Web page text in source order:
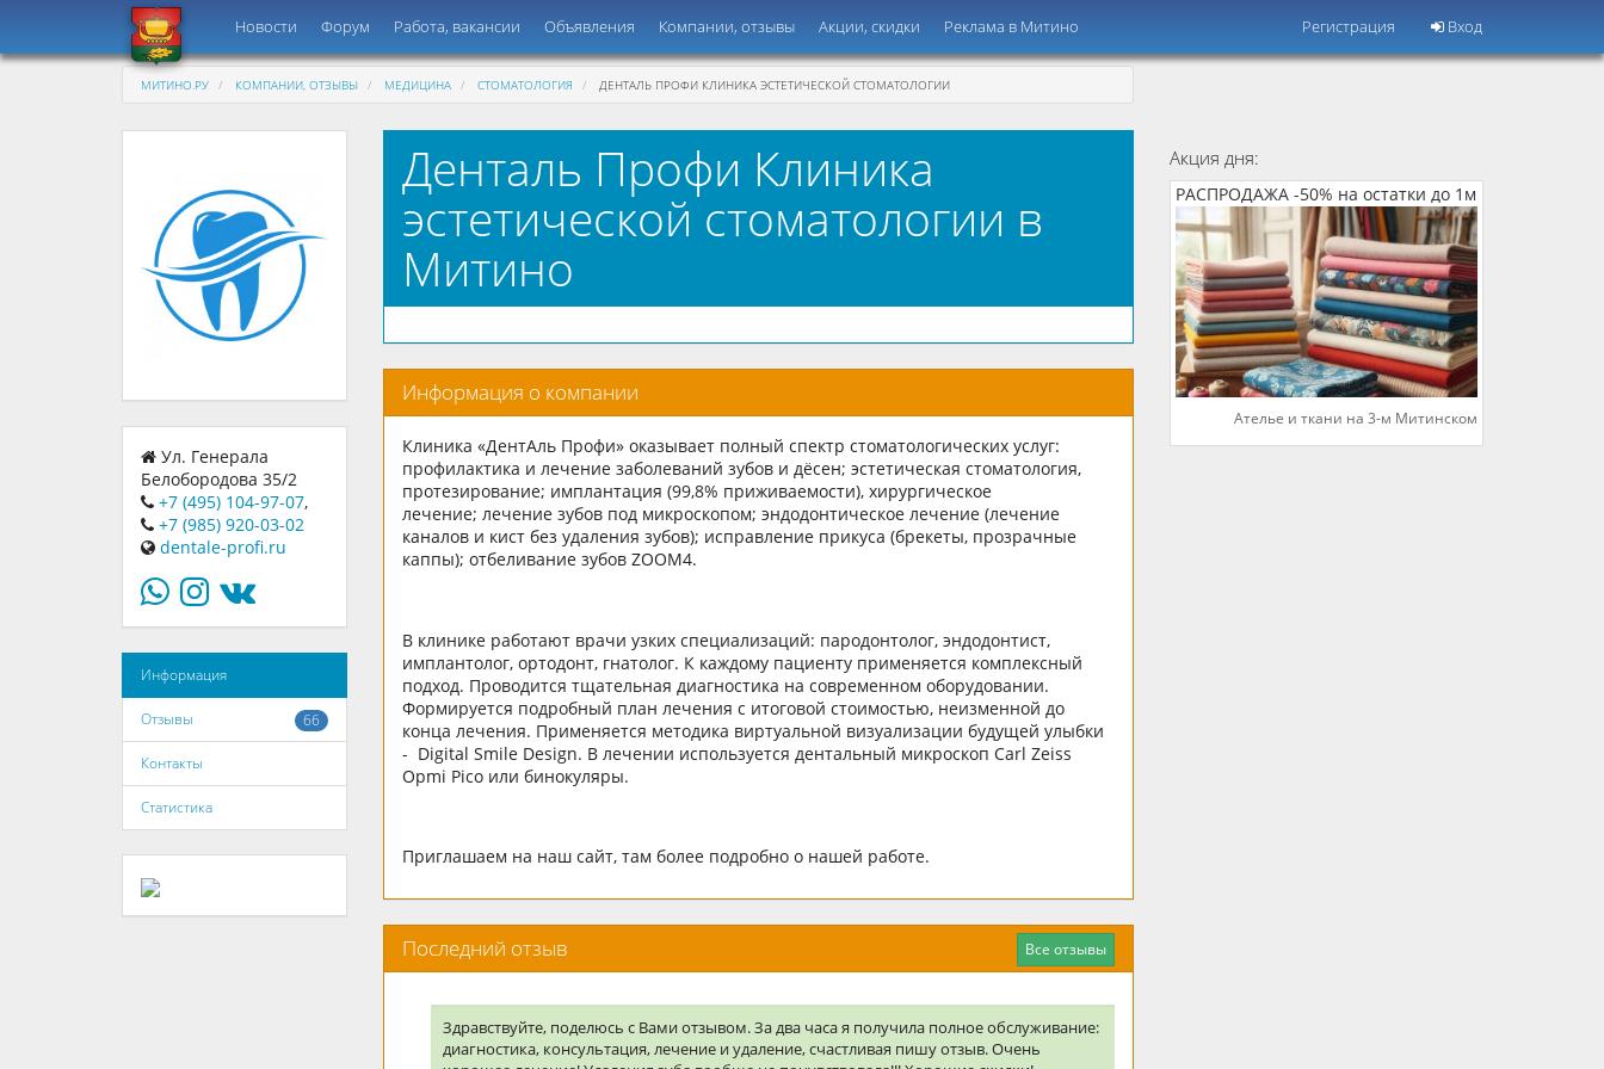
Регистрация Вход
Новости Форум Работа, вакансии Объявления Компании, отзывы Акции, скидки Реклама в Митино
МИТИНО.РУ КОМПАНИИ, ОТЗЫВЫ МЕДИЦИНА СТОМАТОЛОГИЯ ДЕНТАЛЬ ПРОФИ КЛИНИКА ЭСТЕТИЧЕСКОЙ СТОМАТОЛОГИИ
Ул. Генерала
Белобородова 35/2
+7 (495) 104-97-07,
+7 (985) 920-03-02
dentale-profi.ru
Информация
66
Отзывы
Контакты
Статистика
Денталь Профи Клиника
эстетической стоматологии в
Митино
Информация о компании
Клиника «ДентАль Профи» оказывает полный спектр стоматологических услуг:
профилактика и лечение заболеваний зубов и дёсен; эстетическая стоматология,
протезирование; имплантация (99,8% приживаемости), хирургическое
лечение; лечение зубов под микроскопом; эндодонтическое лечение (лечение
каналов и кист без удаления зубов); исправление прикуса (брекеты, прозрачные
каппы); отбеливание зубов ZOOM4.
В клинике работают врачи узких специализаций: пародонтолог, эндодонтист,
имплантолог, ортодонт, гнатолог. К каждому пациенту применяется комплексный
подход. Проводится тщательная диагностика на современном оборудовании.
Формируется подробный план лечения с итоговой стоимостью, неизменной до
конца лечения. Применяется методика виртуальной визуализации будущей улыбки
- Digital Smile Design. В лечении используется дентальный микроскоп Carl Zeiss
Opmi Pico или бинокуляры.
Приглашаем на наш сайт, там более подробно о нашей работе.
Все отзывы
Последний отзыв
Здравствуйте, поделюсь с Вами отзывом. За два часа я получила полное обслуживание:
диагностика, консультация, лечение и удаление, счастливая пишу отзыв. Очень
Акция дня:
РАСПРОДАЖА -50% на остатки до 1м
Ателье и ткани на 3-м Митинском